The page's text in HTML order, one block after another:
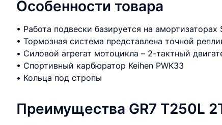
Особенности товара
• Работа подвески базируется на
• Тормозная система представлена точной
• Силовой агрегат мотоцикла – 2-тактный
• Спортивный карбюратор Keihen PWK33
• Кольца под стропы
Преимущества GR7 T250L